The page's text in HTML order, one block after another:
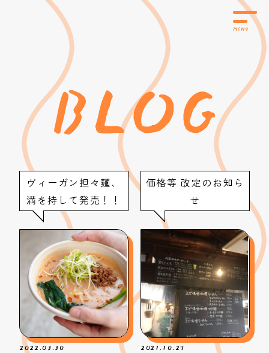
ヴィーガン担々麺、
満を持して発売！！
2022.03.30
価格等 改定のお知ら
せ
2021.10.27